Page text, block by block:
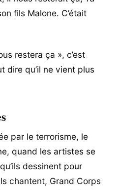
fils Malone. C’était
restera ça », c’est
dire qu’il ne vient plus
par le terrorisme, le
quand les artistes se
dessinent pour
chantent, Grand Corps